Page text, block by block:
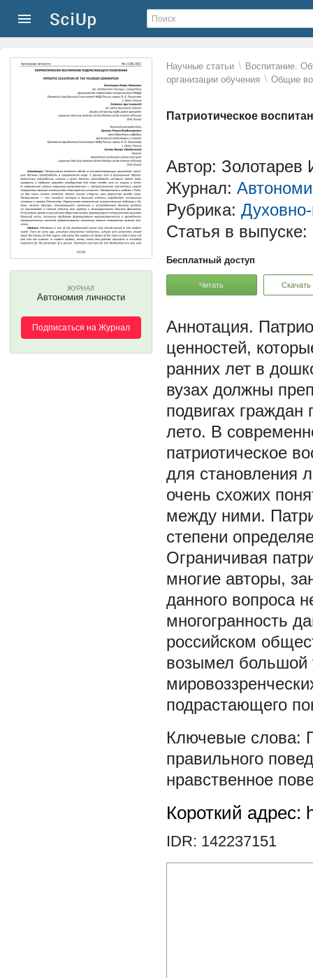
Научные статьи \ Воспитание.
организации обучения \ Общие
Патриотическое
ЖУРНАЛ
Автономия личности
Подписаться на Журнал
Автор:
Журнал:
Рубрика:
Статья в выпуске:
Бесплатный доступ
Читать Скачать
ценностей,
ранних лет в
вузах должны
подвигах граждан
лето. В
патриотическое
для становления
очень схожих
между ними.
степени
Ограничивая
многие авторы,
данного вопроса
многогранность
российском
возымел большой
подрастающего
правильного
нравственное
Короткий адрес:
IDR: 142237151